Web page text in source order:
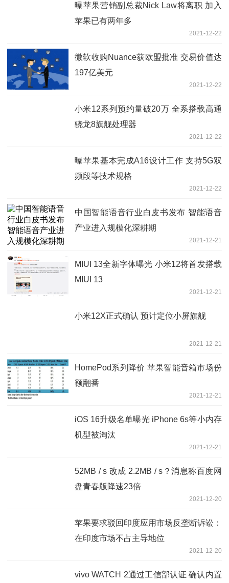
曝苹果营销副总裁Nick Law将离职 加入
苹果已有两年多
2021-12-22
微软收购Nuance获欧盟批准 交易价值达
197亿美元
2021-12-22
小米12系列预约量破20万 全系搭载高通
骁龙8旗舰处理器
2021-12-22
曝苹果基本完成A16设计工作 支持5G双
频段等技术规格
2021-12-22
中国智能语音行业白皮书发布 智能语音
产业进入规模化深耕期
2021-12-21
MIUI 13全新字体曝光 小米12将首发搭载
MIUI 13
2021-12-21
小米12X正式确认 预计定位小屏旗舰
2021-12-21
HomePod系列降价 苹果智能音箱市场份
额翻番
2021-12-21
iOS 16升级名单曝光 iPhone 6s等小内存
机型被淘汰
2021-12-21
52MB / s 改成 2.2MB / s？消息称百度网
盘青春版降速23倍
2021-12-20
苹果要求驳回印度应用市场反垄断诉讼：
在印度市场不占主导地位
2021-12-20
vivo WATCH 2通过工信部认证 确认内置